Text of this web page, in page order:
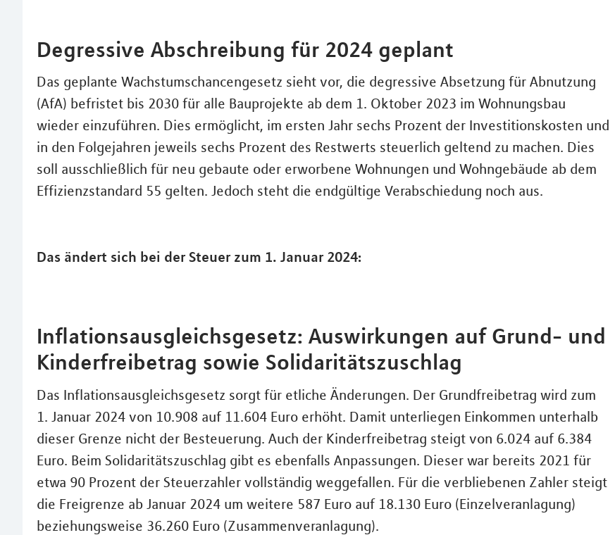
Degressive Abschreibung für 2024 geplant
Das geplante Wachstumschancengesetz sieht vor, die degressive Absetzung für Abnutzung
(AfA) befristet bis 2030 für alle Bauprojekte ab dem 1. Oktober 2023 im Wohnungsbau
wieder einzuführen. Dies ermöglicht, im ersten Jahr sechs Prozent der Investitionskosten und
in den Folgejahren jeweils sechs Prozent des Restwerts steuerlich geltend zu machen. Dies
soll ausschließlich für neu gebaute oder erworbene Wohnungen und Wohngebäude ab dem
Effizienzstandard 55 gelten. Jedoch steht die endgültige Verabschiedung noch aus.
Das ändert sich bei der Steuer zum 1. Januar 2024:
Inflationsausgleichsgesetz: Auswirkungen auf Grund- und
Kinderfreibetrag sowie Solidaritätszuschlag
Das Inflationsausgleichsgesetz sorgt für etliche Änderungen. Der Grundfreibetrag wird zum
1. Januar 2024 von 10.908 auf 11.604 Euro erhöht. Damit unterliegen Einkommen unterhalb
dieser Grenze nicht der Besteuerung. Auch der Kinderfreibetrag steigt von 6.024 auf 6.384
Euro. Beim Solidaritätszuschlag gibt es ebenfalls Anpassungen. Dieser war bereits 2021 für
etwa 90 Prozent der Steuerzahler vollständig weggefallen. Für die verbliebenen Zahler steigt
die Freigrenze ab Januar 2024 um weitere 587 Euro auf 18.130 Euro (Einzelveranlagung)
beziehungsweise 36.260 Euro (Zusammenveranlagung).